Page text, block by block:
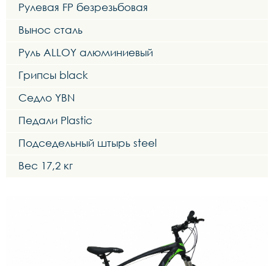
Рулевая FP безрезьбовая
Вынос сталь
Руль ALLOY алюминиевый
Грипсы black
Седло YBN
Педали Plastic
Подседельный штырь steel
Вес 17,2 кг